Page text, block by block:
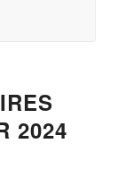
2024